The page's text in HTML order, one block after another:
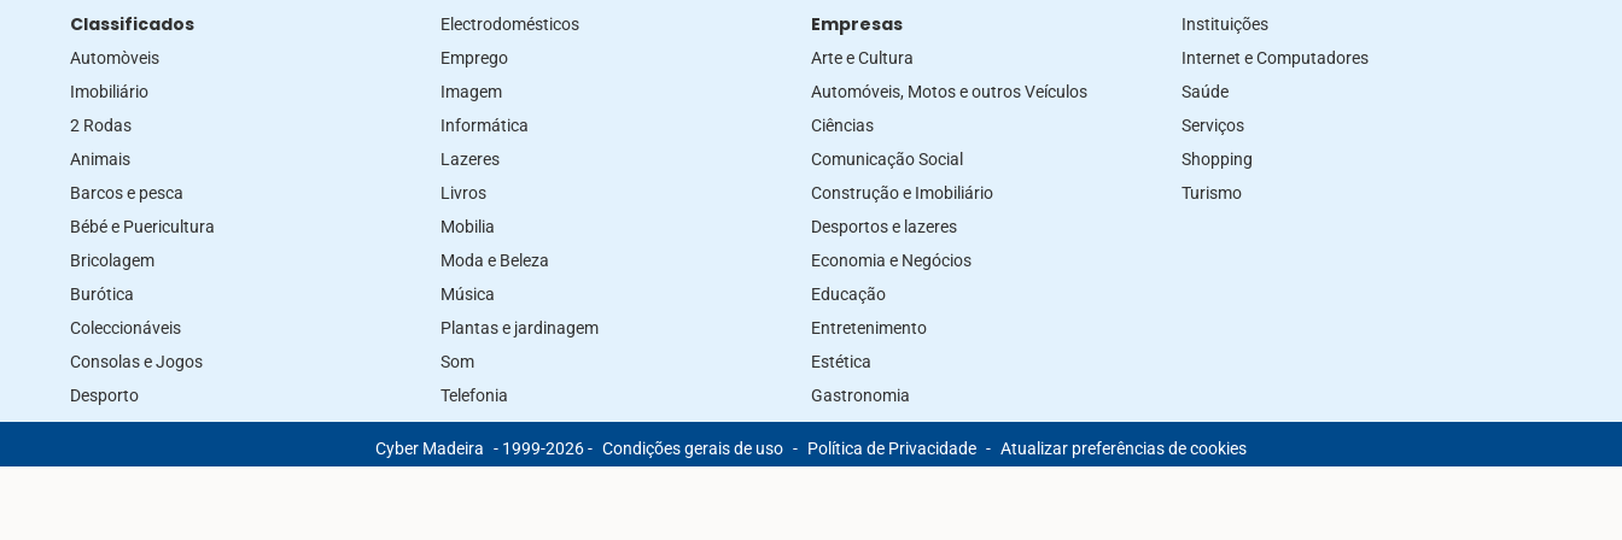
Classificados
Automòveis
Imobiliário
2 Rodas
Animais
Barcos e pesca
Bébé e Puericultura
Bricolagem
Burótica
Coleccionáveis
Consolas e Jogos
Desporto
Electrodomésticos
Emprego
Imagem
Informática
Lazeres
Livros
Mobilia
Moda e Beleza
Música
Plantas e jardinagem
Som
Telefonia
Empresas
Arte e Cultura
Automóveis, Motos e outros Veículos
Ciências
Comunicação Social
Construção e Imobiliário
Desportos e lazeres
Economia e Negócios
Educação
Entretenimento
Estética
Gastronomia
Instituições
Internet e Computadores
Saúde
Serviços
Shopping
Turismo
Cyber Madeira - 1999-2026 - Condições gerais de uso - Política de Privacidade - Atualizar preferências de cookies